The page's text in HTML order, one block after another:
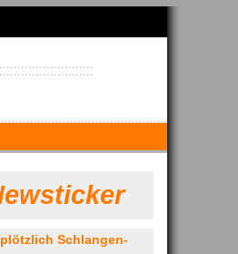
Schlangen-